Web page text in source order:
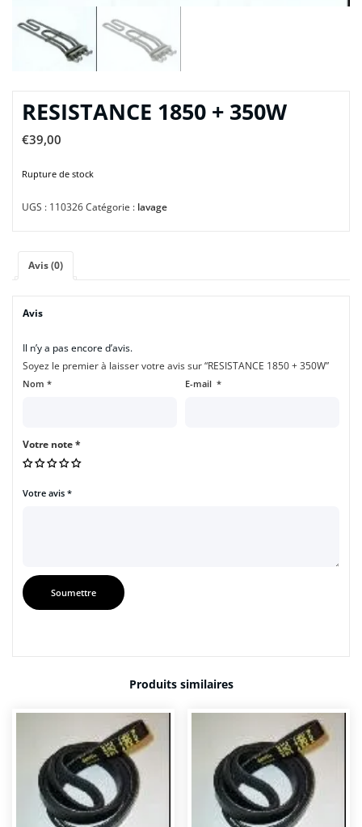
RESISTANCE 1850 + 350W
€39,00
Rupture de stock
UGS : 110326Catégorie : lavage
Avis (0)
Avis
Il n’y a pas encore d’avis.
Soyez le premier à laisser votre avis sur “RESISTANCE 1850 + 350W”
Nom * E-mail *
Votre note*
Votre avis *
Produits similaires